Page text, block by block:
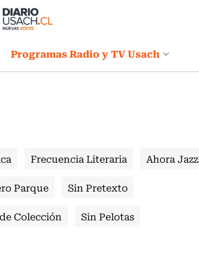
Programas Radio y TV Usach
Frecuencia Literaria
Ahora Jazz
Parque
Sin Pretexto
Colección
Sin Pelotas